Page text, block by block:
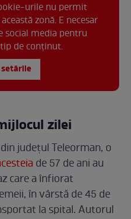
urile nu permit
zonă. E necesar
social media pentru
de conținut.
zilei
județul Teleorman, o
de 57 de ani au
care a înfiorat
în vârstă de 45 de
la spital. Autorul